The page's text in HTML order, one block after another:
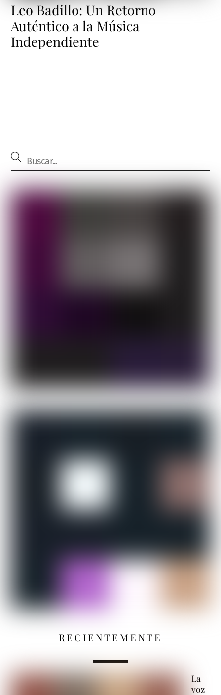
Leo Badillo: Un Retorno
Auténtico a la Música
Independiente
RECIENTEMENTE
La
voz